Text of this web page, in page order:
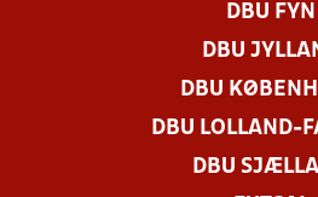
DBU FYN
DBU
DBU
DBU LOLLAND-
DBU